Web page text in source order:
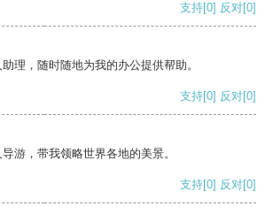
支持[0] 反对[0]
理，随时随地为我的办公提供帮助。
支持[0] 反对[0]
游，带我领略世界各地的美景。
支持[0] 反对[0]